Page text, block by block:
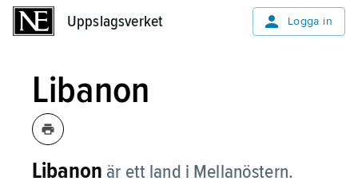
Uppslagsverket Logga in
Libanon
Libanon är ett land i Mellanöstern.